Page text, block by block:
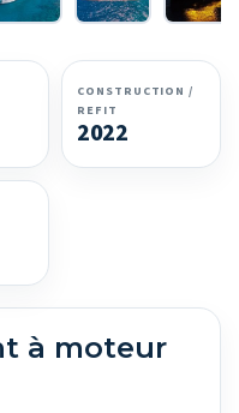
CONSTRUCTION /
REFIT
2022
à moteur